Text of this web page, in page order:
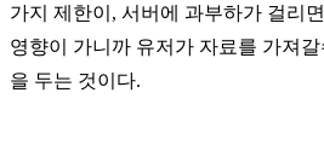
가지 제한이, 서버에 과부하가 걸리
영향이 가니까 유저가 자료를 가져
을 두는 것이다.